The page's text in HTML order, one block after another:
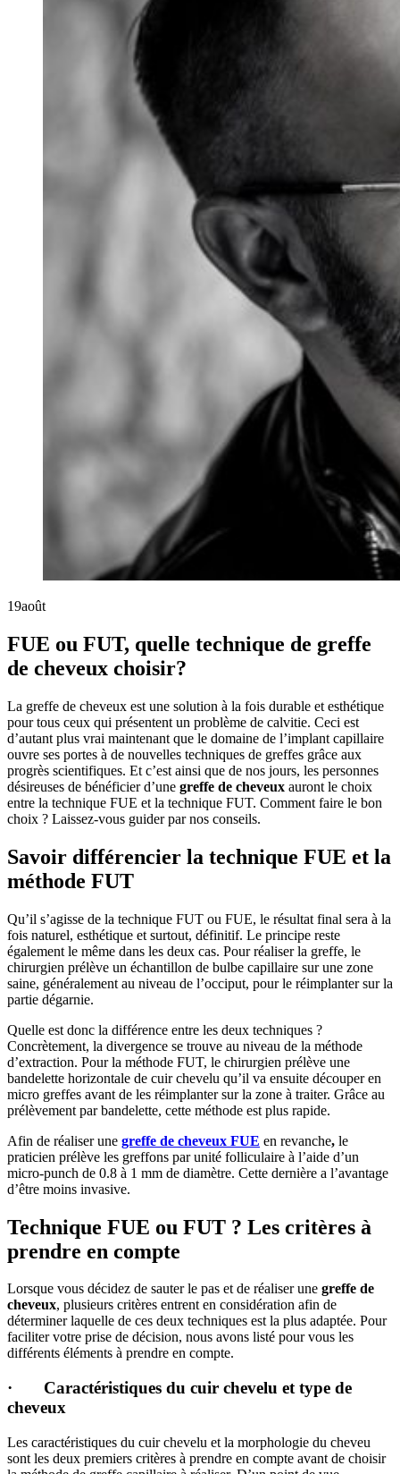
19août
FUE ou FUT, quelle technique de greffe
de cheveux choisir?
La greffe de cheveux est une solution à la fois durable et esthétique
pour tous ceux qui présentent un problème de calvitie. Ceci est
d’autant plus vrai maintenant que le domaine de l’implant capillaire
ouvre ses portes à de nouvelles techniques de greffes grâce aux
progrès scientifiques. Et c’est ainsi que de nos jours, les personnes
désireuses de bénéficier d’une greffe de cheveux auront le choix
entre la technique FUE et la technique FUT. Comment faire le bon
choix ? Laissez-vous guider par nos conseils.
Savoir différencier la technique FUE et la
méthode FUT
Qu’il s’agisse de la technique FUT ou FUE, le résultat final sera à la
fois naturel, esthétique et surtout, définitif. Le principe reste
également le même dans les deux cas. Pour réaliser la greffe, le
chirurgien prélève un échantillon de bulbe capillaire sur une zone
saine, généralement au niveau de l’occiput, pour le réimplanter sur la
partie dégarnie.
Quelle est donc la différence entre les deux techniques ?
Concrètement, la divergence se trouve au niveau de la méthode
d’extraction. Pour la méthode FUT, le chirurgien prélève une
bandelette horizontale de cuir chevelu qu’il va ensuite découper en
micro greffes avant de les réimplanter sur la zone à traiter. Grâce au
prélèvement par bandelette, cette méthode est plus rapide.
Afin de réaliser une greffe de cheveux FUE en revanche, le
praticien prélève les greffons par unité folliculaire à l’aide d’un
micro-punch de 0.8 à 1 mm de diamètre. Cette dernière a l’avantage
d’être moins invasive.
Technique FUE ou FUT ? Les critères à
prendre en compte
Lorsque vous décidez de sauter le pas et de réaliser une greffe de
cheveux, plusieurs critères entrent en considération afin de
déterminer laquelle de ces deux techniques est la plus adaptée. Pour
faciliter votre prise de décision, nous avons listé pour vous les
différents éléments à prendre en compte.
· Caractéristiques du cuir chevelu et type de
cheveux
Les caractéristiques du cuir chevelu et la morphologie du cheveu
sont les deux premiers critères à prendre en compte avant de choisir